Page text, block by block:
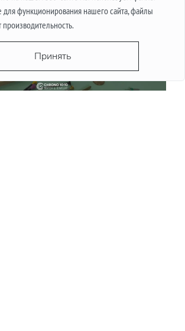
функционирования нашего сайта, файлы
Принять